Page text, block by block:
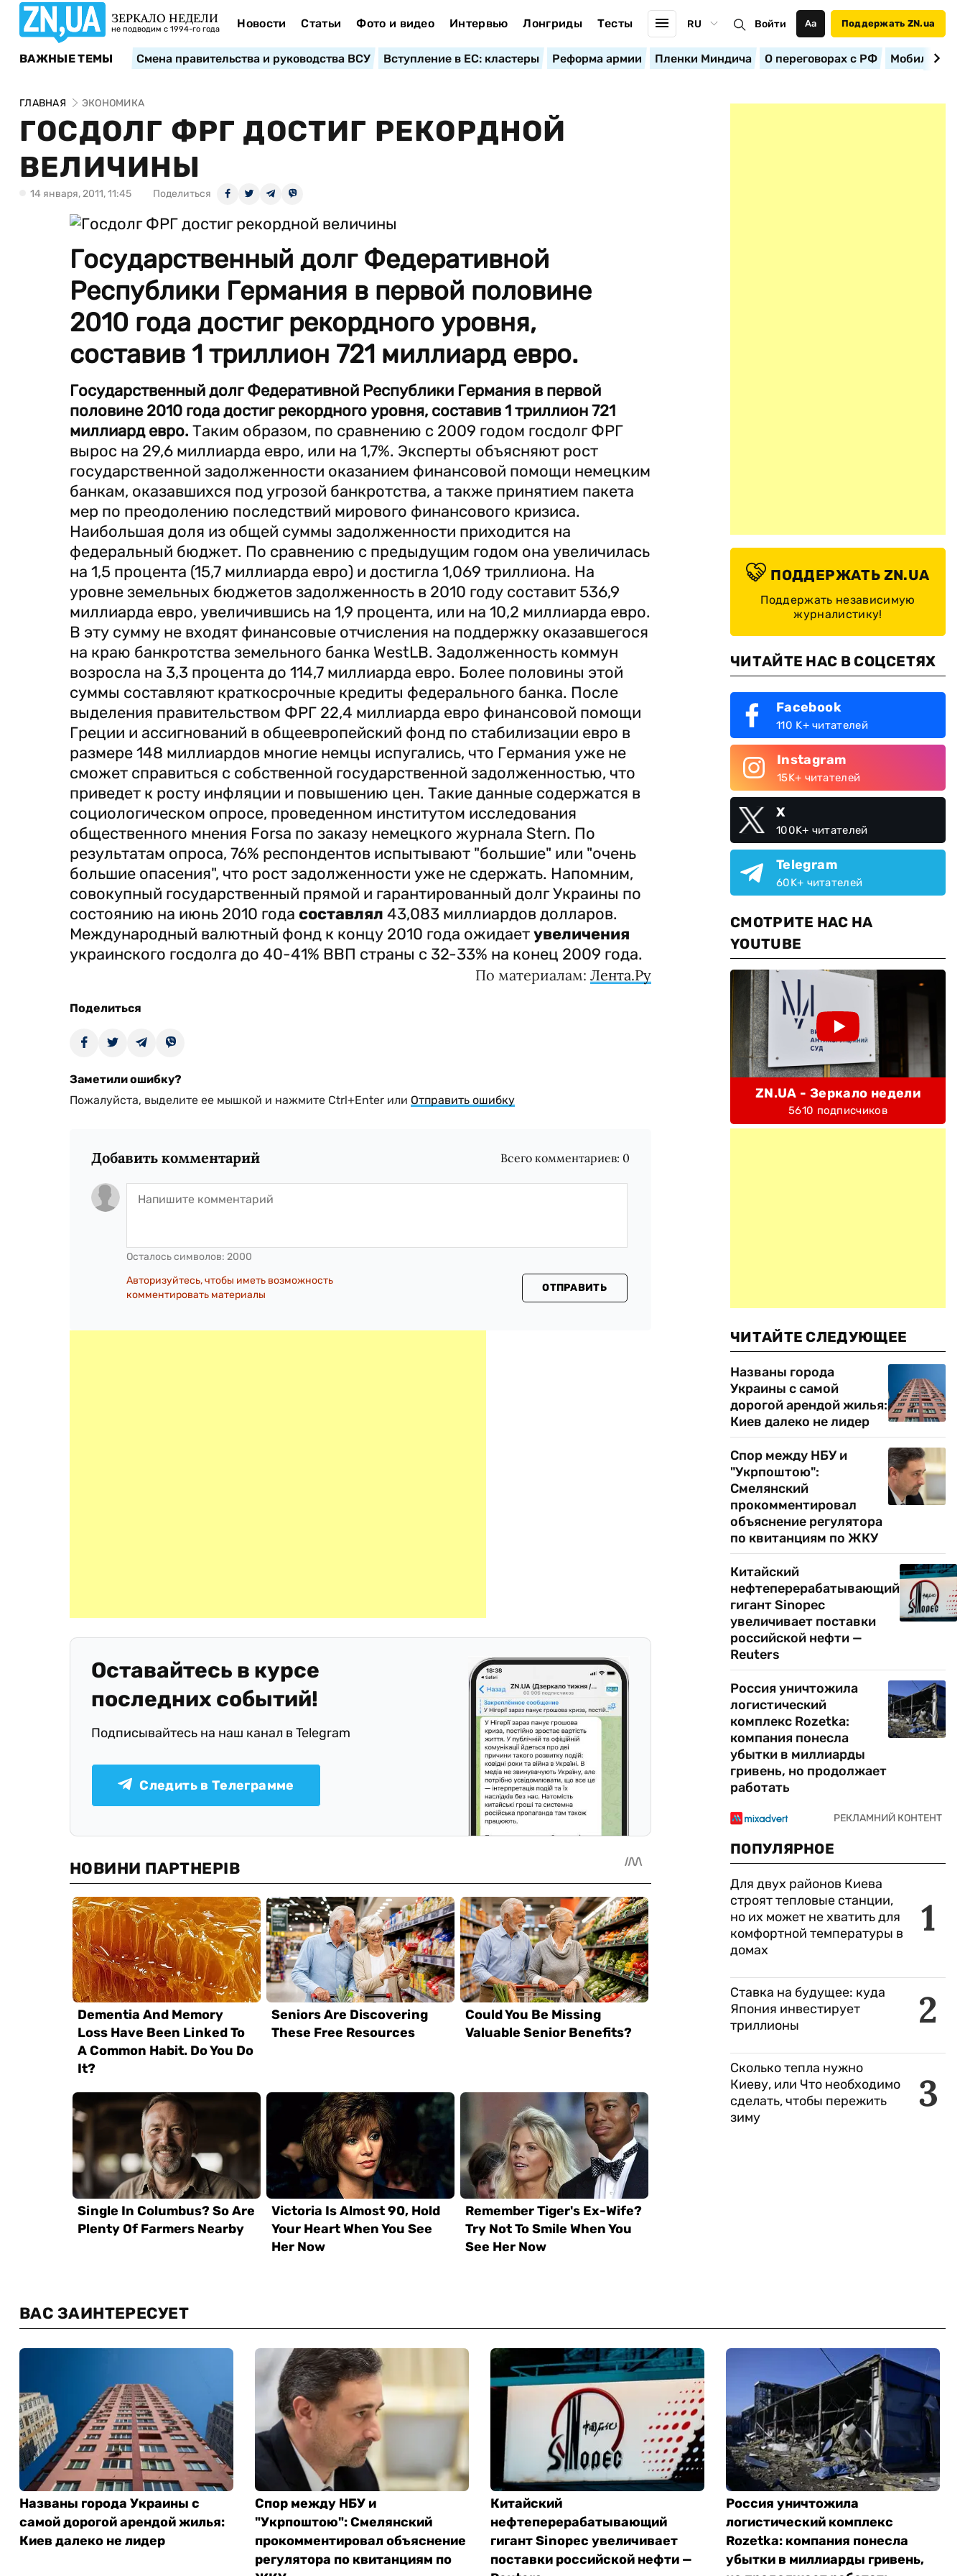
ЗЕРКАЛО НЕДЕЛИ
не подводим с 1994-го года Новости Статьи Фото и видео Интервью Лонгриды Тесты RU Войти Аа Поддержать ZN.ua
ВАЖНЫЕ ТЕМЫ Смена правительства и руководства ВСУ Вступление в ЕС: кластеры Реформа армии Пленки Миндича О переговорах с РФ
ГЛАВНАЯ ЭКОНОМИКА
ГОСДОЛГ ФРГ ДОСТИГ РЕКОРДНОЙ
ВЕЛИЧИНЫ
14 января, 2011, 11:45 Поделиться
Государственный долг Федеративной
Республики Германия в первой половине
2010 года достиг рекордного уровня,
составив 1 триллион 721 миллиард евро.
Государственный долг Федеративной Республики Германия в первой
половине 2010 года достиг рекордного уровня, составив 1 триллион 721
миллиард евро. Таким образом, по сравнению с 2009 годом госдолг ФРГ
вырос на 29,6 миллиарда евро, или на 1,7%. Эксперты объясняют рост
государственной задолженности оказанием финансовой помощи немецким
банкам, оказавшихся под угрозой банкротства, а также принятием пакета
мер по преодолению последствий мирового финансового кризиса.
Наибольшая доля из общей суммы задолженности приходится на
федеральный бюджет. По сравнению с предыдущим годом она увеличилась
на 1,5 процента (15,7 миллиарда евро) и достигла 1,069 триллиона. На
уровне земельных бюджетов задолженность в 2010 году составит 536,9
миллиарда евро, увеличившись на 1,9 процента, или на 10,2 миллиарда евро.
В эту сумму не входят финансовые отчисления на поддержку оказавшегося
на краю банкротства земельного банка WestLB. Задолженность коммун
возросла на 3,3 процента до 114,7 миллиарда евро. Более половины этой
суммы составляют краткосрочные кредиты федерального банка. После
выделения правительством ФРГ 22,4 миллиарда евро финансовой помощи
Греции и ассигнований в общеевропейский фонд по стабилизации евро в
размере 148 миллиардов многие немцы испугались, что Германия уже не
сможет справиться с собственной государственной задолженностью, что
приведет к росту инфляции и повышению цен. Такие данные содержатся в
социологическом опросе, проведенном институтом исследования
общественного мнения Forsa по заказу немецкого журнала Stern. По
результатам опроса, 76% респондентов испытывают "большие" или "очень
большие опасения", что рост задолженности уже не сдержать. Напомним,
совокупный государственный прямой и гарантированный долг Украины по
состоянию на июнь 2010 года составлял 43,083 миллиардов долларов.
Международный валютный фонд к концу 2010 года ожидаетувеличения
украинского госдолга до 40-41% ВВП страны с 32-33% на конец 2009 года.
По материалам:Лента.Ру
Поделиться
Заметили ошибку?
Пожалуйста, выделите ее мышкой и нажмите Ctrl+Enter или Отправить ошибку
Добавить комментарий Всего комментариев: 0
Осталось символов: 2000
Авторизуйтесь, чтобы иметь возможность
комментировать материалы
ОТПРАВИТЬ
Оставайтесь в курсе
последних событий!
Подписывайтесь на наш канал в Telegram
Следить в Телеграмме
ПОДДЕРЖАТЬ ZN.UA
Поддержать независимую
журналистику!
ЧИТАЙТЕ НАС В СОЦСЕТЯХ
Facebook
110 K+ читателей
Instagram
15K+ читателей
X
100K+ читателей
Telegram
60K+ читателей
СМОТРИТЕ НАС НА
YOUTUBE
ZN.UA - Зеркало недели
5610 подписчиков
ЧИТАЙТЕ СЛЕДУЮЩЕЕ
Названы города
Украины с самой
дорогой арендой жилья:
Киев далеко не лидер
Спор между НБУ и
"Укрпоштою":
Смелянский
прокомментировал
объяснение регулятора
по квитанциям по ЖКУ
Китайский
нефтеперерабатывающий
гигант Sinopec
увеличивает поставки
российской нефти —
Reuters
Россия уничтожила
логистический
комплекс Rozetka:
компания понесла
убытки в миллиарды
гривень, но продолжает
работать
ПОПУЛЯРНОЕ
1
Для двух районов Киева
строят тепловые станции,
но их может не хватить для
комфортной температуры в
домах
2
Ставка на будущее: куда
Япония инвестирует
триллионы
3
Сколько тепла нужно
Киеву, или Что необходимо
сделать, чтобы пережить
зиму
ВАС ЗАИНТЕРЕСУЕТ
Названы города Украины с
самой дорогой арендой жилья:
Киев далеко не лидер
Спор между НБУ и
"Укрпоштою": Смелянский
прокомментировал объяснение
регулятора по квитанциям по
Китайский
нефтеперерабатывающий
гигант Sinopec увеличивает
поставки российской нефти —
Россия уничтожила
логистический комплекс
Rozetka: компания понесла
убытки в миллиарды гривень,